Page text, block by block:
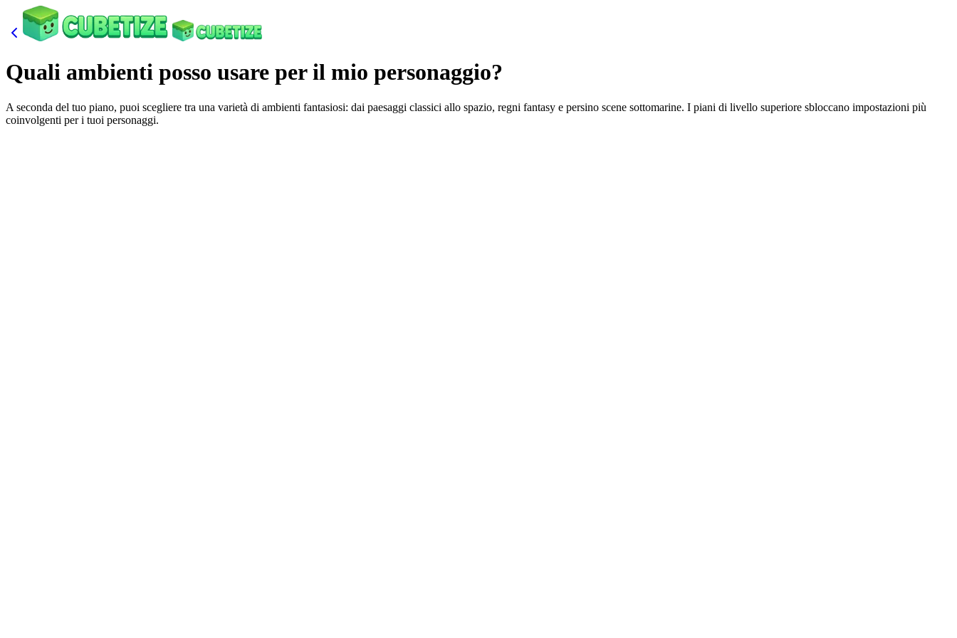
Quali ambienti posso usare per il mio personaggio?
A seconda del tuo piano, puoi scegliere tra una varietà di ambienti fantasiosi: dai paesaggi classici allo spazio, regni fantasy e persino scene sottomarine. I piani di livello superiore sbloccano impostazioni più
coinvolgenti per i tuoi personaggi.